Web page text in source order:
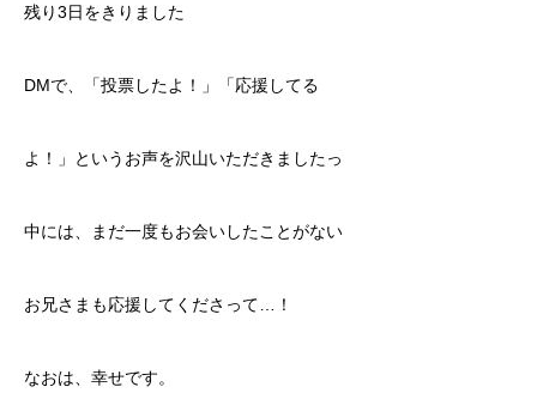
残り3日をきりました
DMで、「投票したよ！」「応援してる
よ！」というお声を沢山いただきましたっ
中には、まだ一度もお会いしたことがない
お兄さまも応援してくださって…！
なおは、幸せです。